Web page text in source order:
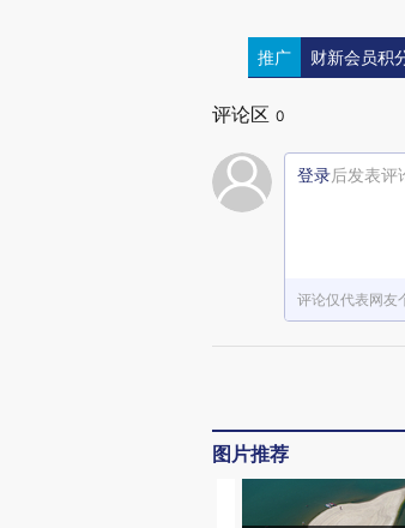
推广 财新会员积
评论区 0
登录后发表评
评论仅代表网友
图片推荐